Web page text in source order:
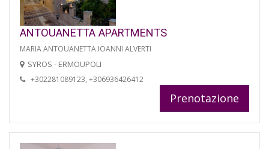
ANTOUANETTA APARTMENTS
MARIA ANTOUANETTA IOANNI ALVERTI
SYROS - ERMOUPOLI
+302281089123, +306936426412
Prenotazione